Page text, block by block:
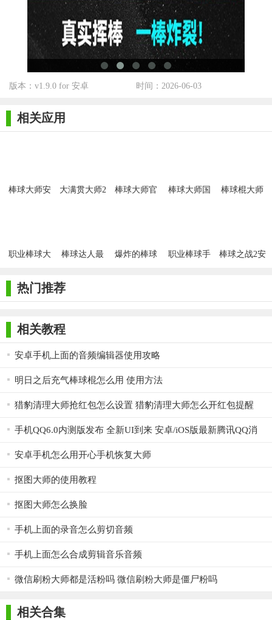
性和技能，以应对更高难度的比赛。
【棒球大师安卓版最新点评】
《棒球大师》作为一款体育竞技手游，其高精度的物理引擎
和丰富的游戏内容为玩家提供了真实的棒球运动体验。多样化的
角色和比赛模式增加了游戏的可玩性和挑战性。同时，游戏还注
受到竞技的紧张与刺激。总体来说，《棒球大师》是一款值得推
版本：v1.9.0 for 安卓 时间：2026-06-03
相关应用
棒球大师安
大满贯大师2
棒球大师官
棒球大师国
棒球棍大师
职业棒球大
棒球达人最
爆炸的棒球
职业棒球手
棒球之战2安
热门推荐
相关教程
安卓手机上面的音频编辑器使用攻略
明日之后充气棒球棍怎么用 使用方法
猎豹清理大师抢红包怎么设置 猎豹清理大师怎么开红包提醒
手机QQ6.0内测版发布 全新UI到来 安卓/iOS版最新腾讯QQ消
安卓手机怎么用开心手机恢复大师
抠图大师的使用教程
抠图大师怎么换脸
手机上面的录音怎么剪切音频
手机上面怎么合成剪辑音乐音频
微信刷粉大师都是活粉吗 微信刷粉大师是僵尸粉吗
相关合集